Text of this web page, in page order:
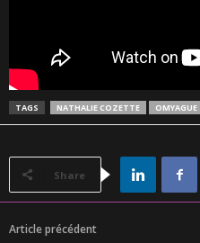
TAGS NATHALIE COZETTE OMYAGUE
Share
Article précédent